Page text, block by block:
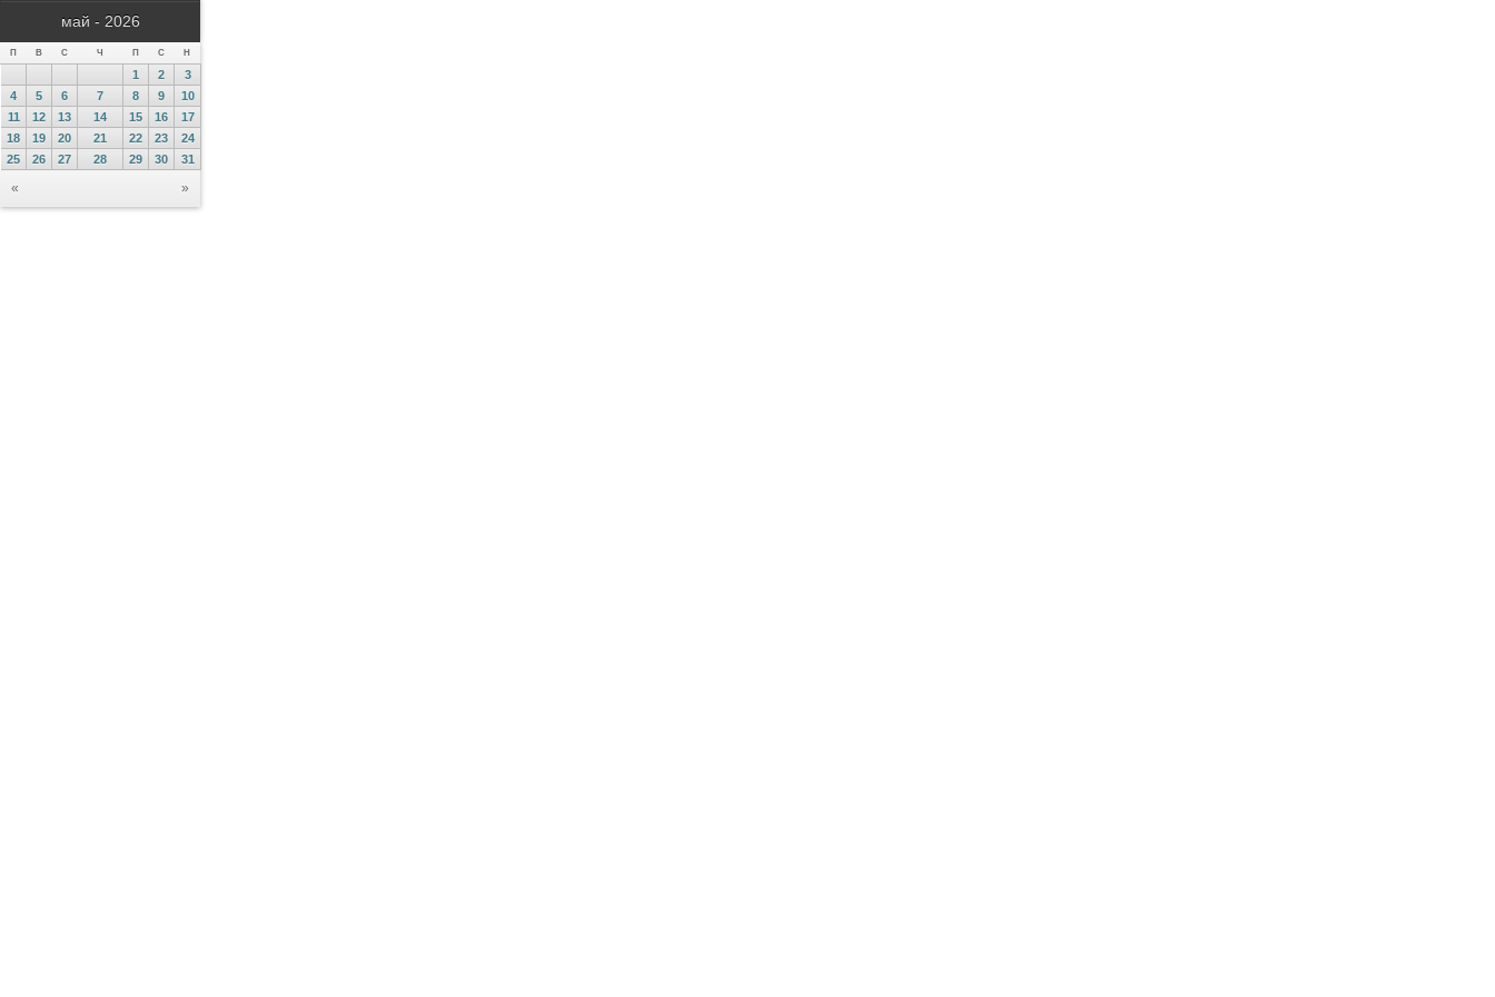
май - 2026
П В С Ч П С Н
« »
1 2
3
4
5 6 7 8 9
10
11
12 13 14 15 16
17
18
19 20 21 22 23
24
25
26 27 28 29 30 31